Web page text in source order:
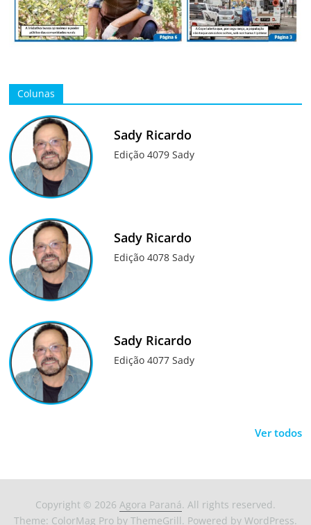
Colunas
Sady Ricardo
Edição 4079 Sady
Sady Ricardo
Edição 4078 Sady
Sady Ricardo
Edição 4077 Sady
Ver todos
Copyright © 2026 Agora Paraná. All rights reserved.
Theme: ColorMag Proby ThemeGrill. Powered by WordPress.